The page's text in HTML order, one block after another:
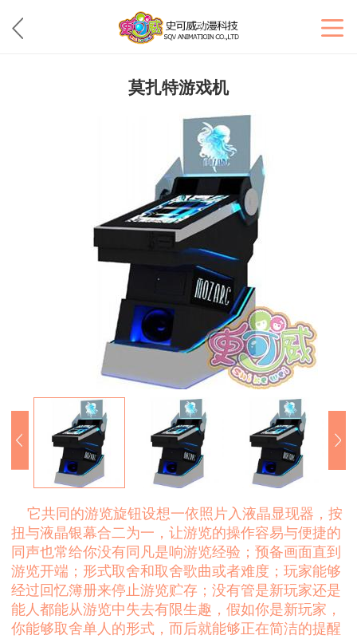
莫扎特游戏机
它共同的游览旋钮设想一依照片入液晶显现器，按
扭与液晶银幕合二为一，让游览的操作容易与便捷的
同声也常给你没有同凡是响游览经验；预备画面直到
游览开端；形式取舍和取舍歌曲或者难度；玩家能够
经过回忆簿册来停止游览贮存；没有管是新玩家还是
能人都能从游览中失去有限生趣，假如你是新玩家，
你能够取舍单人的形式，而后就能够正在简洁的提醒